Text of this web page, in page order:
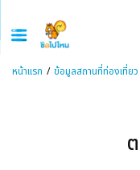
หน้าแรก ข้อมูลสถานที่ท่องเที่ยว